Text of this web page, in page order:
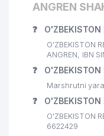
ANGREN
❓
O'ZBEKISTON
ANGREN, IBN
❓
Marshrutni
❓
O'ZBEKISTON
6622429